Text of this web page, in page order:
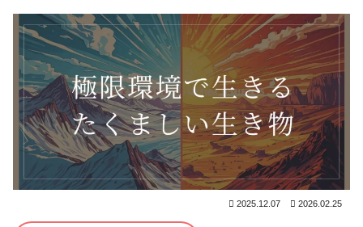
2025.12.07 2026.02.25